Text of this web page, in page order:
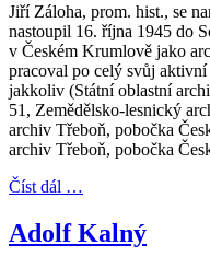
Jiří Záloha, prom. hist., se
nastoupil 16. října 1945 do
v Českém Krumlově jako
pracoval po celý svůj
jakkoliv (Státní oblastní
51, Zemědělsko-lesnický
archiv Třeboň, pobočka
archiv Třeboň, pobočka
Číst dál …
Adolf Kalný